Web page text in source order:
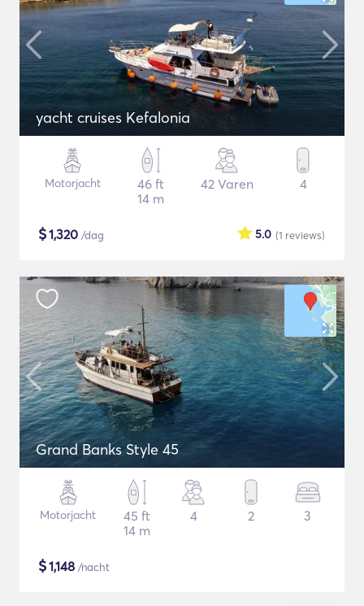
yacht cruises Kefalonia
Motorjacht
46 ft
14 m
42 Varen 4
$1,320 /dag (1 reviews)
5.0
Grand Banks Style 45
Motorjacht
45 ft
14 m
4 2 3
$1,148 /nacht